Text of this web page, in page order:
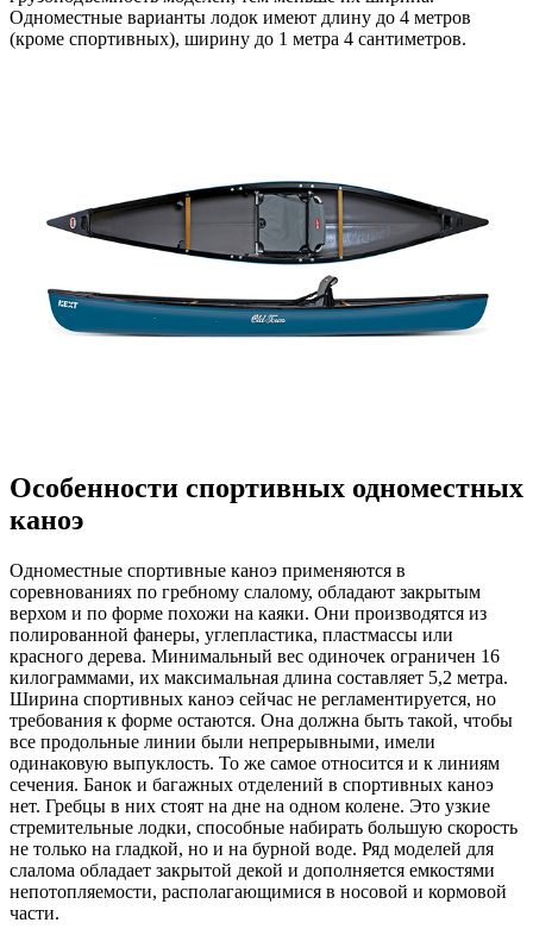
Одноместные варианты лодок имеют длину до 4 метров
(кроме спортивных), ширину до 1 метра 4 сантиметров.
Особенности спортивных одноместных
каноэ
Одноместные спортивные каноэ применяются в
соревнованиях по гребному слалому, обладают закрытым
верхом и по форме похожи на каяки. Они производятся из
полированной фанеры, углепластика, пластмассы или
красного дерева. Минимальный вес одиночек ограничен 16
килограммами, их максимальная длина составляет 5,2 метра.
Ширина спортивных каноэ сейчас не регламентируется, но
требования к форме остаются. Она должна быть такой, чтобы
все продольные линии были непрерывными, имели
одинаковую выпуклость. То же самое относится и к линиям
сечения. Банок и багажных отделений в спортивных каноэ
нет. Гребцы в них стоят на дне на одном колене. Это узкие
стремительные лодки, способные набирать большую скорость
не только на гладкой, но и на бурной воде. Ряд моделей для
слалома обладает закрытой декой и дополняется емкостями
непотопляемости, располагающимися в носовой и кормовой
части.